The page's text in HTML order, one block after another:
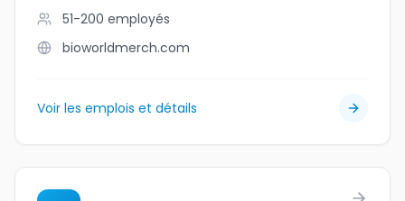
51-200 employés
bioworldmerch.com
Voir les emplois et détails